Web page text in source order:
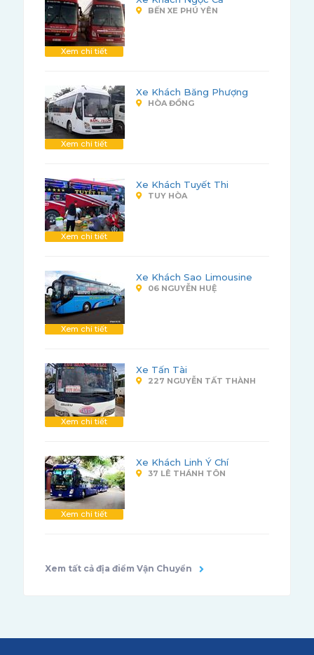
Xem chi tiết
BẾN XE PHÚ YÊN
Xem chi tiết
Xe Khách Băng Phượng
HÒA ĐỒNG
Xem chi tiết
Xe Khách Tuyết Thi
TUY HÒA
Xem chi tiết
Xe Khách Sao Limousine
06 NGUYỄN HUỆ
Xem chi tiết
Xe Tấn Tài
227 NGUYỄN TẤT THÀNH
Xem chi tiết
Xe Khách Linh Ý Chí
37 LÊ THÁNH TÔN
Xem tất cả địa điểm Vận Chuyển